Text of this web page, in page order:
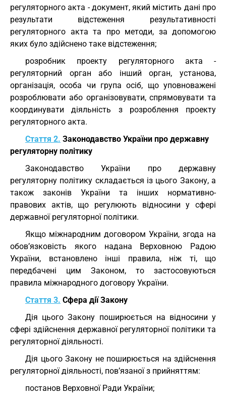
регуляторного акта - документ, який містить дані про
результати відстеження результативності
регуляторного акта та про методи, за допомогою
яких було здійснено таке відстеження;
розробник проекту регуляторного акта -
регуляторний орган або інший орган, установа,
організація, особа чи група осіб, що уповноважені
розроблювати або організовувати, спрямовувати та
координувати діяльність з розроблення проекту
регуляторного акта.
Стаття 2. Законодавство України про державну
регуляторну політику
Законодавство України про державну
регуляторну політику складається із цього Закону, а
також законів України та інших нормативно-
правових актів, що регулюють відносини у сфері
державної регуляторної політики.
Якщо міжнародним договором України, згода на
обов’язковість якого надана Верховною Радою
України, встановлено інші правила, ніж ті, що
передбачені цим Законом, то застосовуються
правила міжнародного договору України.
Стаття 3. Сфера дії Закону
Дія цього Закону поширюється на відносини у
сфері здійснення державної регуляторної політики та
регуляторної діяльності.
Дія цього Закону не поширюється на здійснення
регуляторної діяльності, пов’язаної з прийняттям:
постанов Верховної Ради України;